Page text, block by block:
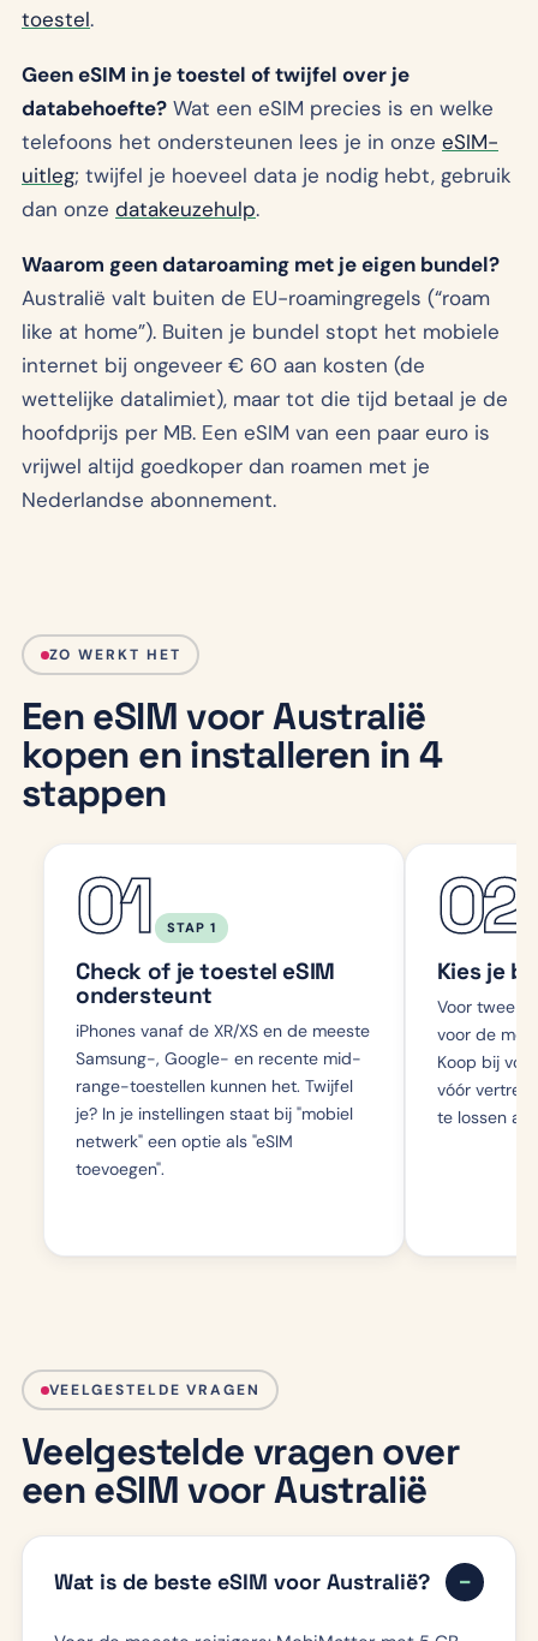
toestel.
Geen eSIM in je toestel of twijfel over je
databehoefte? Wat een eSIM precies is en welke
telefoons het ondersteunen lees je in onze eSIM-
uitleg; twijfel je hoeveel data je nodig hebt, gebruik
dan onze datakeuzehulp.
Waarom geen dataroaming met je eigen bundel?
Australië valt buiten de EU-roamingregels (“roam
like at home”). Buiten je bundel stopt het mobiele
internet bij ongeveer € 60 aan kosten (de
wettelijke datalimiet), maar tot die tijd betaal je de
hoofdprijs per MB. Een eSIM van een paar euro is
vrijwel altijd goedkoper dan roamen met je
Nederlandse abonnement.
ZO WERKT HET
Een eSIM voor Australië
kopen en installeren in 4
stappen
01 STAP 1
Check of je toestel eSIM
ondersteunt
iPhones vanaf de XR/XS en de meeste
Samsung-, Google- en recente mid-
range-toestellen kunnen het. Twijfel
je? In je instellingen staat bij "mobiel
netwerk" een optie als "eSIM
toevoegen".
02
Kies je
Voor twee
voor de
Koop bij
vóór
te lossen
VEELGESTELDE VRAGEN
Veelgestelde vragen over
een eSIM voor Australië
Wat is de beste eSIM voor Australië?